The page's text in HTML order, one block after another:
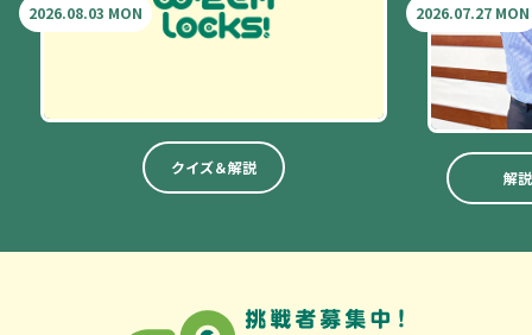
2026.08.03 MON
クイズ＆解説
2026.07.27 MON
解説